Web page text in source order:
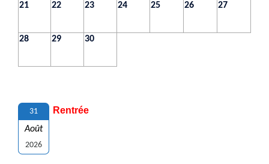
21 22 23 24 25 26 27
28 29 30
31
Août
2026
Rentrée